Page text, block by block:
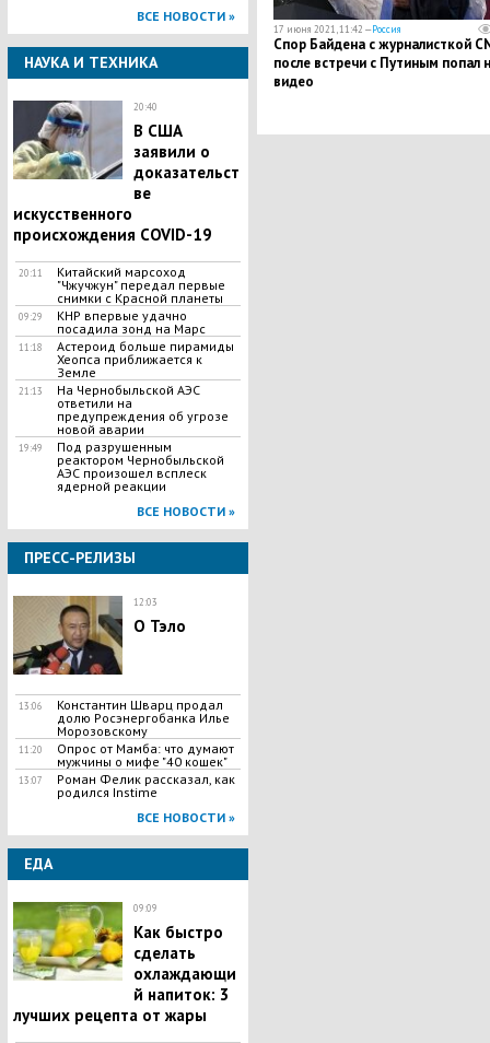
ВСЕ НОВОСТИ »
НАУКА И ТЕХНИКА
20:40
В США
заявили о
доказательст
ве
искусственного
происхождения COVID-19
20:11
Китайский марсоход
"Чжучжун" передал первые
снимки с Красной планеты
09:29
КНР впервые удачно
посадила зонд на Марс
11:18
Астероид больше пирамиды
Хеопса приближается к
Земле
21:13
На Чернобыльской АЭС
ответили на
предупреждения об угрозе
новой аварии
19:49
Под разрушенным
реактором Чернобыльской
АЭС произошел всплеск
ядерной реакции
ВСЕ НОВОСТИ »
ПРЕСС-РЕЛИЗЫ
12:03
О Тэло
13:06
Константин Шварц продал
долю Росэнергобанка Илье
Морозовскому
11:20
Опрос от Мамба: что думают
мужчины о мифе "40 кошек"
13:07
Роман Фелик рассказал, как
родился Instime
ВСЕ НОВОСТИ »
ЕДА
09:09
Как быстро
сделать
охлаждающи
й напиток: 3
лучших рецепта от жары
17 июня 2021, 11:42 —Россия
Спор Байдена с журналисткой
после встречи с Путиным попал
видео